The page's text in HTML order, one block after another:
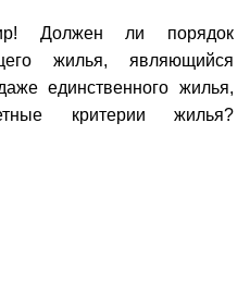
Должен ли порядок
жилья, являющийся
единственного жилья,
критерии жилья?